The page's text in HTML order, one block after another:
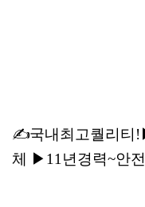
✍국내최고퀄리티
체 ▶11년경력~안